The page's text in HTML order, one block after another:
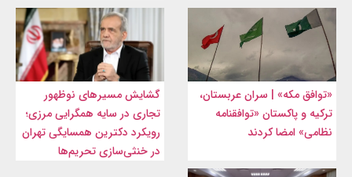
«توافق مکه» | سران عربستان،
ترکیه و پاکستان «توافقنامه
نظامی» امضا کردند
گشایش مسیرهای نوظهور
تجاری در سایه همگرایی مرزی؛
رویکرد دکترین همسایگی تهران
در خنثی‌سازی تحریم‌ها